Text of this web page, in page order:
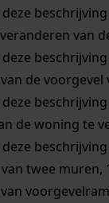
beschrijving
van
beschrijving
de voorgevel
beschrijving
de woning te
beschrijving
twee muren,